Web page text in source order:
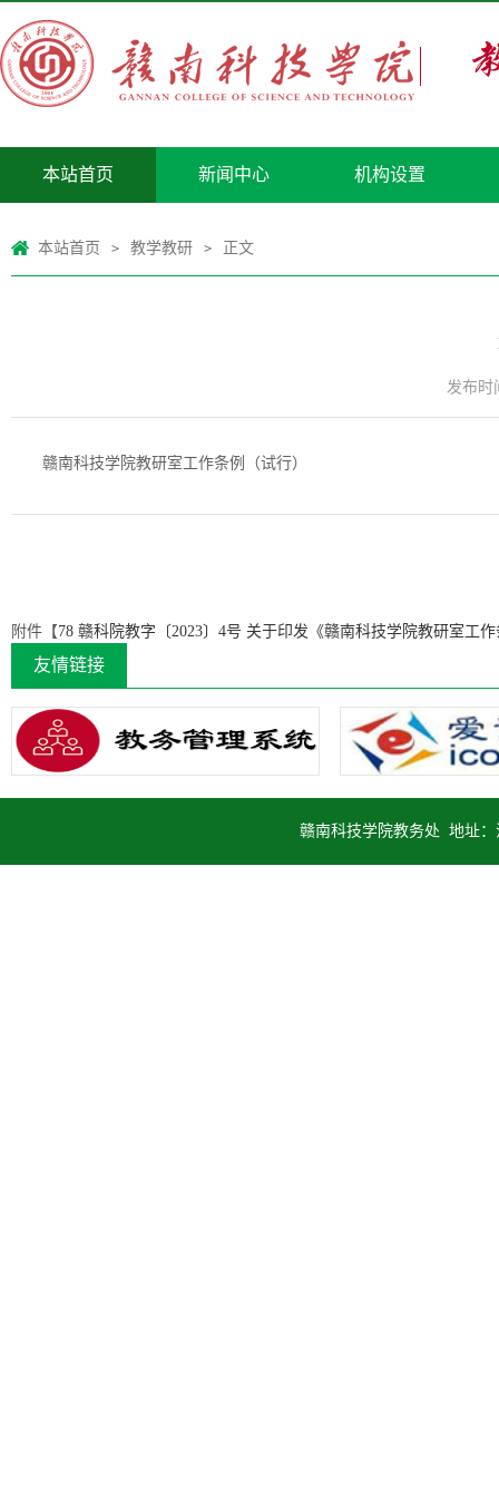
本站首页 新闻中心 机构设置
本站首页 > 教学教研 > 正文
发布时
赣南科技学院教研室工作条例（试行）
附件【78 赣科院教字〔2023〕4号 关于印发《赣南科技学院教研室工
友情链接
赣南科技学院教务处 地址：